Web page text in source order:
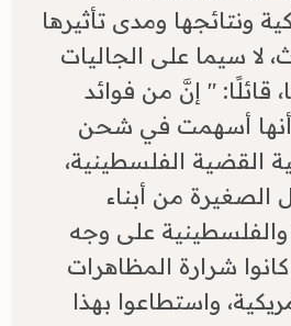
ونتائجها ومدى تأثيرها
لا سيما على الجاليات
قائلًا: " إنَّ من فوائد
أنها أسهمت في شحن
القضية الفلسطينية،
الصغيرة من أبناء
والفلسطينية على وجه
شرارة المظاهرات
واستطاعوا بهذا